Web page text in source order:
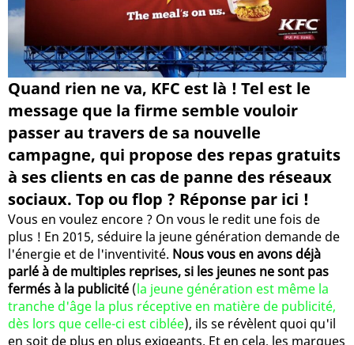
Quand rien ne va, KFC est là ! Tel est le
message que la firme semble vouloir
passer au travers de sa nouvelle
campagne, qui propose des repas gratuits
à ses clients en cas de panne des réseaux
sociaux. Top ou flop ? Réponse par ici !
Vous en voulez encore ? On vous le redit une fois de
plus ! En 2015, séduire la jeune génération demande de
l'énergie et de l'inventivité. Nous vous en avons déjà
parlé à de multiples reprises, si les jeunes ne sont pas
fermés à la publicité (la jeune génération est même la
tranche d'âge la plus réceptive en matière de publicité,
dès lors que celle-ci est ciblée), ils se révèlent quoi qu'il
en soit de plus en plus exigeants. Et en cela, les marques